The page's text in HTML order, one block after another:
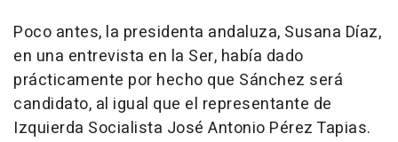
Poco antes, la presidenta andaluza, Susana Díaz,
en una entrevista en la Ser, había dado
prácticamente por hecho que Sánchez será
candidato, al igual que el representante de
Izquierda Socialista José Antonio Pérez Tapias.